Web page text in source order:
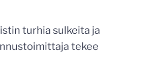
turhia sulkeita ja
tekee